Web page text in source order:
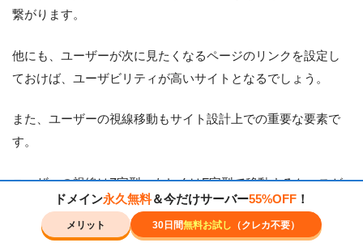
繋がります。
他にも、ユーザーが次に見たくなるページのリンクを設定し
ておけば、ユーザビリティが高いサイトとなるでしょう。
また、ユーザーの視線移動もサイト設計上での重要な要素で
す。
ユーザーの視線はZ字型、もしくはF字型で移動するケースが
多いです。ドメイン永久無料＆今だけサーバー55%OFF ！
メリット 30日間無料お試し （クレカ不要）